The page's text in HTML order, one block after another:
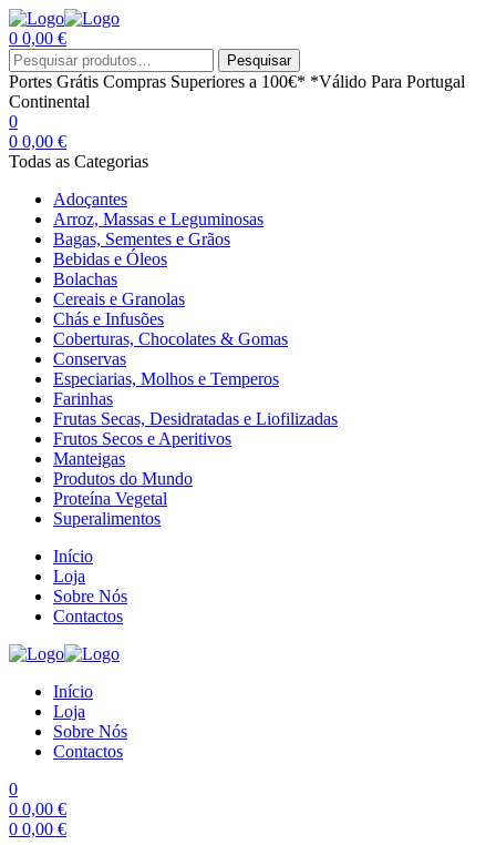
0 0,00 €
Menu
Procurar
por:
Pesquisar
Portes Grátis Compras Superiores a 100€* *Válido Para Portugal
Continental
0
0 0,00 €
Todas as Categorias
Adoçantes
Arroz, Massas e Leguminosas
Bagas, Sementes e Grãos
Bebidas e Óleos
Bolachas
Cereais e Granolas
Chás e Infusões
Coberturas, Chocolates & Gomas
Conservas
Especiarias, Molhos e Temperos
Farinhas
Frutas Secas, Desidratadas e Liofilizadas
Frutos Secos e Aperitivos
Manteigas
Produtos do Mundo
Proteína Vegetal
Superalimentos
Início
Loja
Sobre Nós
Contactos
Início
Loja
Sobre Nós
Contactos
0
0 0,00 €
0 0,00 €